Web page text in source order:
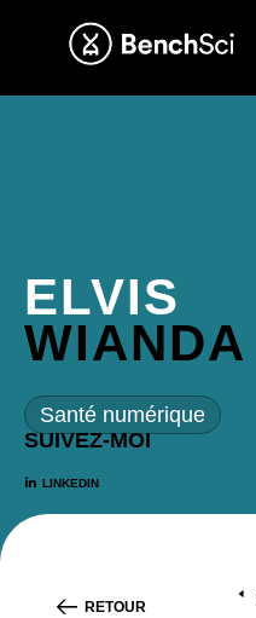
ELVIS
WIANDA
Santé numérique
SUIVEZ-MOI
LINKEDIN
RETOUR